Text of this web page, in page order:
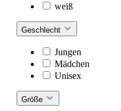
weiß
Geschlecht
Jungen
Mädchen
Unisex
Größe